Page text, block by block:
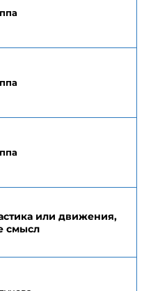
или движения,
смысл